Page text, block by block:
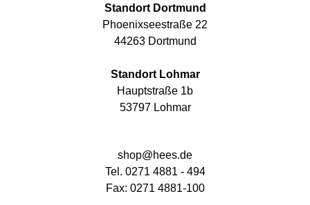
Standort Dortmund
Phoenixseestraße 22
44263 Dortmund
Standort Lohmar
Hauptstraße 1b
53797 Lohmar
shop@hees.de
Tel. 0271 4881 - 494
Fax: 0271 4881-100